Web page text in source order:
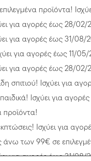
προϊόντα!
για αγορές έως 28/02/
για αγορές έως 31/08/
για αγορές έως 11/
για αγορές έως 28/02/
σπιτιού! Ισχύει για
Ισχύει για
προϊόντα!
Ισχύει για
των 99€ σε
για αγορές έως 31/08/